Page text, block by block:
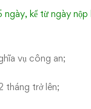
kể từ ngày
vụ công an;
tháng trở lên;